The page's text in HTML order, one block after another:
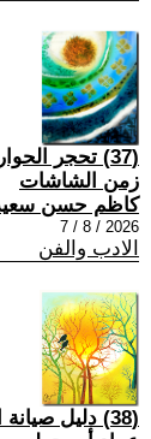
(37) تحجر
زمن الشاشات
كاظم حسن
2026 / 8 / 7
الادب والفن
(38) دليل صيانة الإنسان المهمّش